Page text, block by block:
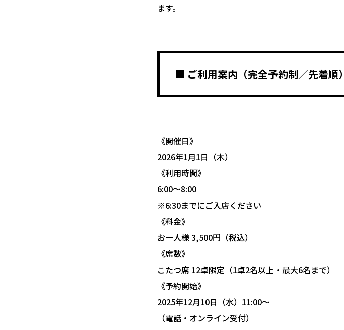
ます。
■ ご利用案内（完全予約制／先着順）
《開催日》
2026年1月1日（木）
《利用時間》
6:00〜8:00
※6:30までにご入店ください
《料金》
お一人様 3,500円（税込）
《席数》
こたつ席 12卓限定（1卓2名以上・最大6名まで）
《予約開始》
2025年12月10日（水）11:00〜
（電話・オンライン受付）